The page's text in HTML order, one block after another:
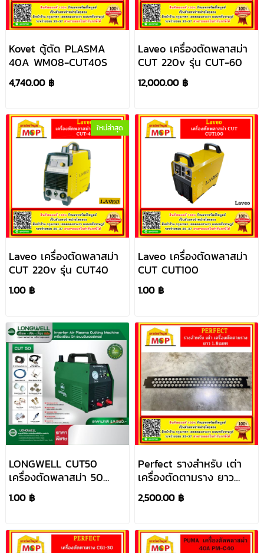
Kovet ตู้ตัด PLASMA
40A WM08-CUT40S
4,740.00 ฿
Laveo เครื่องตัดพลาสม่า
CUT 220v รุ่น CUT-60
12,000.00 ฿
ใหม่ล่าสุด
Laveo เครื่องตัดพลาสม่า
CUT 220v รุ่น CUT40
1.00 ฿
Laveo เครื่องตัดพลาสม่า
CUT CUT100
1.00 ฿
LONGWELL CUT50
เครื่องตัดพลาสม่า 50
แอมป์
1.00 ฿
Perfect รางสำหรับ เต่า
เครื่องตัดตามราง ยาว
1.8เมตร
2,500.00 ฿